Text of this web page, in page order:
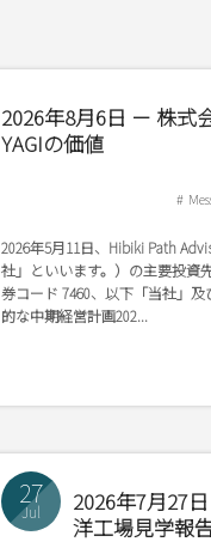
2026年8月6日 － 株式
YAGIの価値
2026年5月11日、Hibiki Path
社」といいます。）の主要投資
券コード 7460、以下「当社」及
的な中期経営計画202...
27
Jul
2026年7月27
洋工場見学報